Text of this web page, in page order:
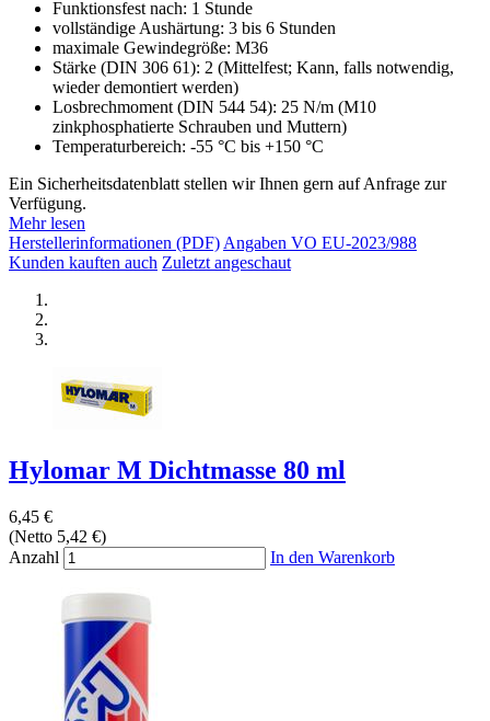
Funktionsfest nach: 1 Stunde
vollständige Aushärtung: 3 bis 6 Stunden
maximale Gewindegröße: M36
Stärke (DIN 306 61): 2 (Mittelfest; Kann, falls notwendig,
wieder demontiert werden)
Losbrechmoment (DIN 544 54): 25 N/m (M10
zinkphosphatierte Schrauben und Muttern)
Temperaturbereich: -55 °C bis +150 °C
Ein Sicherheitsdatenblatt stellen wir Ihnen gern auf Anfrage zur
Verfügung.
Mehr lesen
Herstellerinformationen (PDF)Angaben VO EU-2023/988
Kunden kauften auch Zuletzt angeschaut
Hylomar M Dichtmasse 80 ml
6,45 €
(Netto 5,42 €)
Anzahl
In den Warenkorb